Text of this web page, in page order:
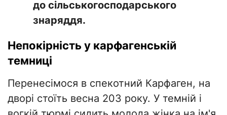
до сільськогосподарського
знаряддя.
​Непокірність у карфагенській
темниці
​Перенесімося в спекотний Карфаген, на
дворі стоїть весна 203 року. У темній і